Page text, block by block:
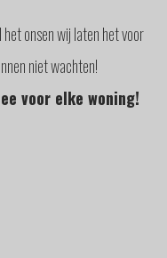
onsen wij laten het voor
niet wachten!
voor elke woning!